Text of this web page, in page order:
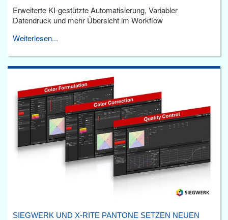
Erweiterte KI-gestützte Automatisierung, Variabler
Datendruck und mehr Übersicht im Workflow
Weiterlesen...
SIEGWERK UND X-RITE PANTONE SETZEN NEUEN